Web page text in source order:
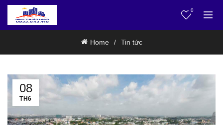
0
Home Tin tức
08
TH6